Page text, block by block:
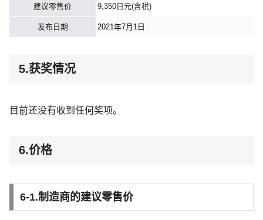
建议零售价 9,350日元(含税)
发布日期 2021年7月1日
5.获奖情况
目前还没有收到任何奖项。
6.价格
6-1.制造商的建议零售价